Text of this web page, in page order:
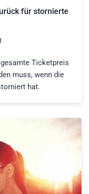
für stornierte
Ticketpreis
muss, wenn die
hat.